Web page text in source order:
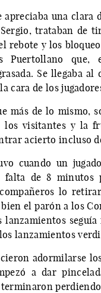
apreciaba una clara
trataban de
rebote y los
Puertollano que,
Se llegaba
cara de los
más de lo mismo,
los visitantes y la
acierto incluso
cuando un
falta de 8
lo
el parón a los
lanzamientos
adormilarse
a dar